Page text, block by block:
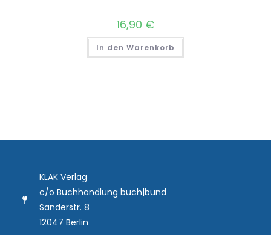
16,90 €
In den Warenkorb
KLAK Verlag
c/o Buchhandlung buch|bund
Sanderstr. 8
12047 Berlin